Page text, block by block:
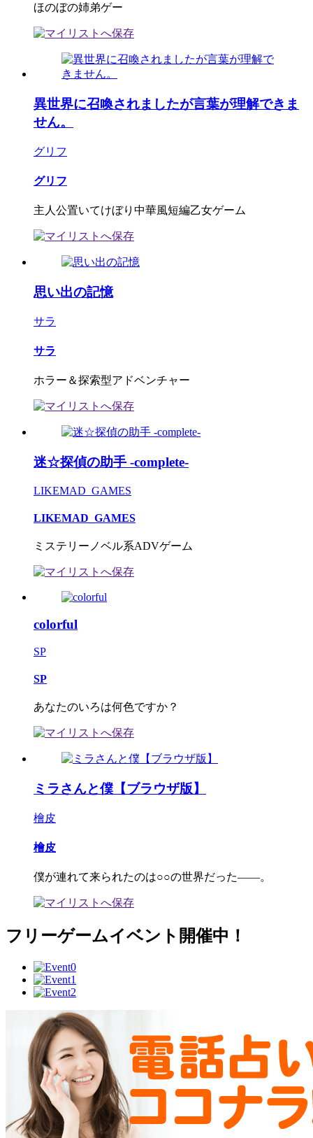
ほのぼの姉弟ゲー
異世界に召喚されましたが言葉が理解できま
せん。
グリフ
グリフ
主人公置いてけぼり中華風短編乙女ゲーム
思い出の記憶
サラ
サラ
ホラー＆探索型アドベンチャー
迷☆探偵の助手 -complete-
LIKEMAD_GAMES
LIKEMAD_GAMES
ミステリーノベル系ADVゲーム
colorful
SP
SP
あなたのいろは何色ですか？
ミラさんと僕【ブラウザ版】
檜皮
檜皮
僕が連れて来られたのは○○の世界だった――。
フリーゲームイベント開催中！